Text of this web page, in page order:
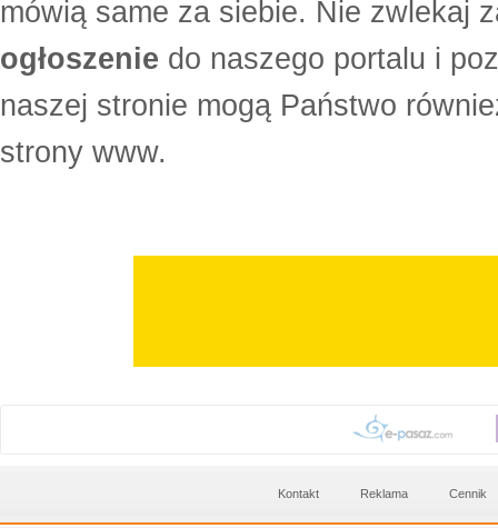
mówią same za siebie. Nie zwlekaj
ogłoszenie do naszego portalu i
naszej stronie mogą Państwo
strony www.
Kontakt Reklama Cennik